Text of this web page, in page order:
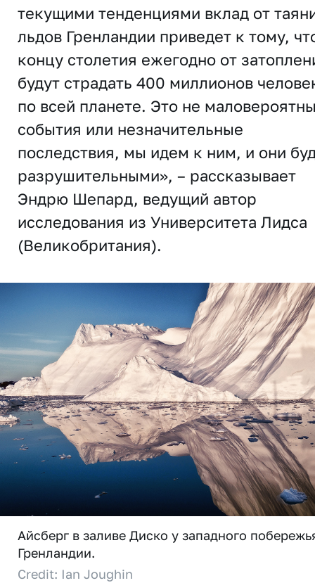
текущими тенденциями вклад от
льдов Гренландии приведет к тому,
концу столетия ежегодно от
будут страдать 400 миллионов
по всей планете. Это не
события или незначительные
последствия, мы идем к ним, и они
разрушительными», – рассказывает
Эндрю Шепард, ведущий автор
исследования из Университета Лидса
(Великобритания).
Айсберг в заливе Диско у западного
Гренландии.
Credit: Ian Joughin